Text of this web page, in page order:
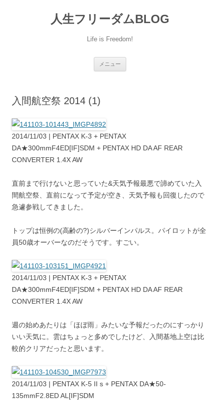
人生フリーダムBLOG
Life is Freedom!
メニュー
入間航空祭 2014 (1)
2014/11/03 | PENTAX K-3 + PENTAX
DA★300mmF4ED[IF]SDM + PENTAX HD DA AF REAR
CONVERTER 1.4X AW
直前まで行けないと思っていた&天気予報最悪で諦めていた入
間航空祭、直前になって予定が空き、天気予報も回復したので
急遽参戦してきました。
トップは恒例の(高齢の?)シルバーインパルス。パイロットが全
員50歳オーバーなのだそうです。すごい。
2014/11/03 | PENTAX K-3 + PENTAX
DA★300mmF4ED[IF]SDM + PENTAX HD DA AF REAR
CONVERTER 1.4X AW
週の始めあたりは「ほぼ雨」みたいな予報だったのにすっかり
いい天気に。雲はちょっと多めでしたけど、入間基地上空は比
較的クリアだったと思います。
2014/11/03 | PENTAX K-5 II s + PENTAX DA★50-
135mmF2.8ED AL[IF]SDM